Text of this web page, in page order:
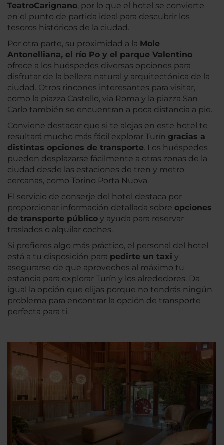
TeatroCarignano, por lo que el hotel se convierte
en el punto de partida ideal para descubrir los
tesoros históricos de la ciudad.
Por otra parte, su proximidad a la Mole
Antonelliana, el río Po y el parque Valentino
ofrece a los huéspedes diversas opciones para
disfrutar de la belleza natural y arquitectónica de la
ciudad. Otros rincones interesantes para visitar,
como la piazza Castello, via Roma y la piazza San
Carlo también se encuentran a poca distancia a pie.
Conviene destacar que si te alojas en este hotel te
resultará mucho más fácil explorar Turín gracias a
distintas opciones de transporte. Los huéspedes
pueden desplazarse fácilmente a otras zonas de la
ciudad desde las estaciones de tren y metro
cercanas, como Torino Porta Nuova.
El servicio de conserje del hotel destaca por
proporcionar información detallada sobre opciones
de transporte público y ayuda para reservar
traslados o alquilar coches.
Si prefieres algo más práctico, el personal del hotel
está a tu disposición para pedirte un taxi y
asegurarse de que aproveches al máximo tu
estancia para explorar Turín y los alrededores. Da
igual la opción que elijas porque no tendrás ningún
problema para encontrar la opción de transporte
perfecta para ti.